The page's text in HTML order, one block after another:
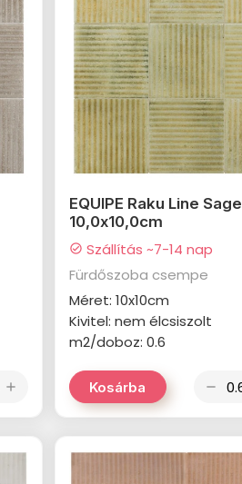
add
EQUIPE Raku Line Sage
10,0x10,0cm
check_circle Szállítás ~7-14 nap
Fürdőszoba csempe
Méret: 10x10cm
Kivitel: nem élcsiszolt
m2/doboz: 0.6
Kosárba remove